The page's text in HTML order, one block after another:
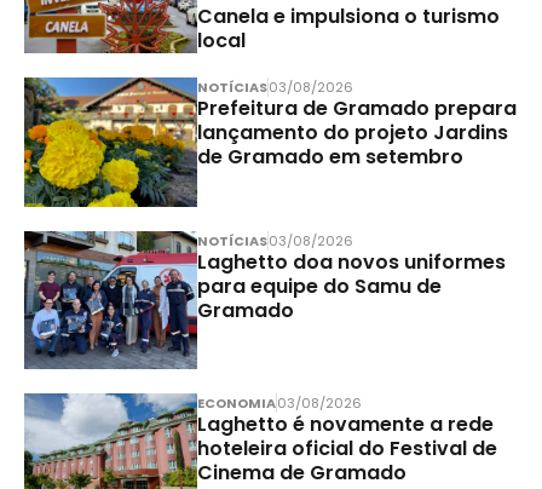
Canela e impulsiona o turismo
local
NOTÍCIAS03/08/2026
Prefeitura de Gramado prepara
lançamento do projeto Jardins
de Gramado em setembro
NOTÍCIAS03/08/2026
Laghetto doa novos uniformes
para equipe do Samu de
Gramado
ECONOMIA03/08/2026
Laghetto é novamente a rede
hoteleira oficial do Festival de
Cinema de Gramado